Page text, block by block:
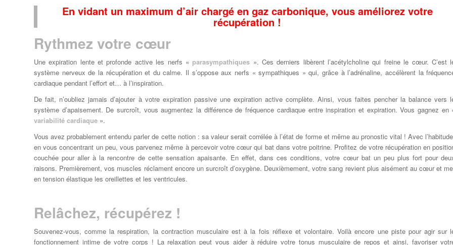
En vidant un maximum d’air chargé en gaz carbonique, vous améliorez votre
récupération !
Rythmez votre cœur
Une expiration lente et profonde active les nerfs « parasympathiques ». Ces derniers libèrent l’acétylcholine qui freine le cœur. C’est
système nerveux de la récupération et du calme. Il s’oppose aux nerfs « sympathiques » qui, grâce à l’adrénaline, accélèrent la
cardiaque pendant l’effort et… à l’inspiration.
De fait, n’oubliez jamais d’ajouter à votre expiration passive une expiration active complète. Ainsi, vous faites pencher la balance vers
système d’apaisement. De surcroît, vous augmentez la différence de fréquence cardiaque entre inspiration et expiration. Vous gagnez en
variabilité cardiaque ».
Vous avez probablement entendu parler de cette notion : sa valeur serait corrélée à l’état de forme et même au pronostic vital ! Avec
en vous concentrant un peu, vous parvenez même à percevoir votre cœur qui bat dans votre poitrine. Profitez de votre récupération en
couchée pour aller à la rencontre de cette sensation apaisante. En effet, dans ces conditions, votre cœur bat un peu plus fort pour
raisons. Premièrement, vos muscles réclament encore un surcroît d’oxygène. Deuxièmement, votre sang revient plus aisément au cœur et
en tension élastique les oreillettes et les ventricules.
Relâchez, récupérez !
Souvenez-vous, comme la respiration, la contraction musculaire est à la fois réflexe et volontaire. Voilà encore une piste pour agir sur
fonctionnement intime de votre corps ! La relaxation peut vous aider à réduire votre tonus musculaire de repos et ainsi, favoriser